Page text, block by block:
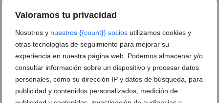
Valoramos tu privacidad
Nosotros y nuestros {{count}} socios utilizamos cookies y
otras tecnologías de seguimiento para mejorar su
experiencia en nuestra página web. Podemos almacenar y/o
consultar información sobre un dispositivo y procesar datos
personales, como su dirección IP y datos de búsqueda, para
publicidad y contenidos personalizados, medición de
degustar tu paladar
Chef Carlos García Moreno, galardonado
D’Excaro apuesta por productos de
Menú degustación de alta cocina en
D’Excaro
Cocina sin fronteras en el centro de
Dénia